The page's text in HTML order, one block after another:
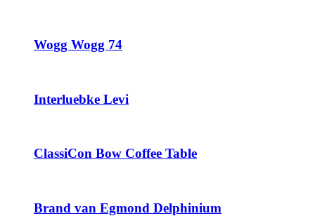
Wogg Wogg 74
Interluebke Levi
ClassiCon Bow Coffee Table
Brand van Egmond Delphinium